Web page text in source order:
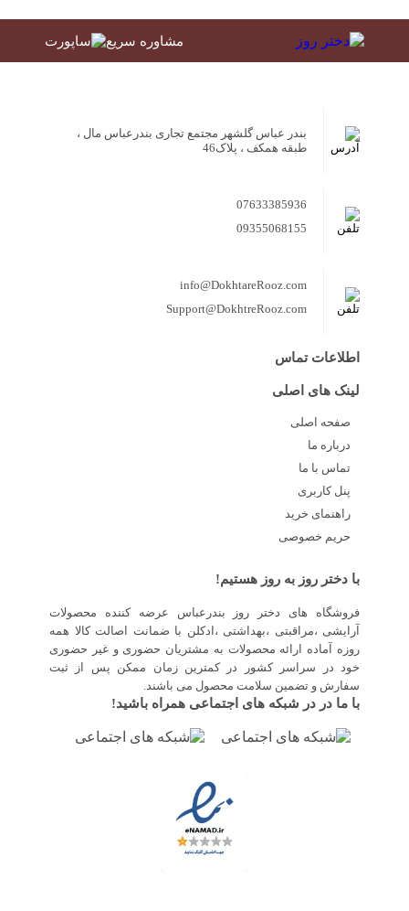
مشاوره سریع
بندر عباس گلشهر مجتمع تجاری بندرعباس مال ،
طبقه همکف ، پلاک46
07633385936
09355068155
info@DokhtareRooz.com
Support@DokhtreRooz.com
اطلاعات تماس
لینک های اصلی
صفحه اصلی
درباره ما
تماس با ما
پنل کاربری
راهنمای خرید
حریم خصوصی
با دختر روز به روز هستیم!
فروشگاه های دختر روز بندرعباس عرضه کننده محصولات
آرایشی ،مراقبتی ،بهداشتی ،ادکلن با ضمانت اصالت کالا همه
روزه آماده ارائه محصولات به مشتریان حضوری و غیر حضوری
خود در سراسر کشور در کمترین زمان ممکن پس از ثبت
سفارش و تضمین سلامت محصول می باشند.
با ما در در شبکه های اجتماعی همراه باشید!